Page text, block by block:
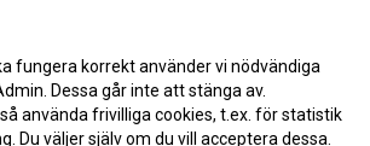
fungera korrekt använder vi nödvändiga
Dessa går inte att stänga av.
använda frivilliga cookies, t.ex. för statistik
Du väljer själv om du vill acceptera dessa.